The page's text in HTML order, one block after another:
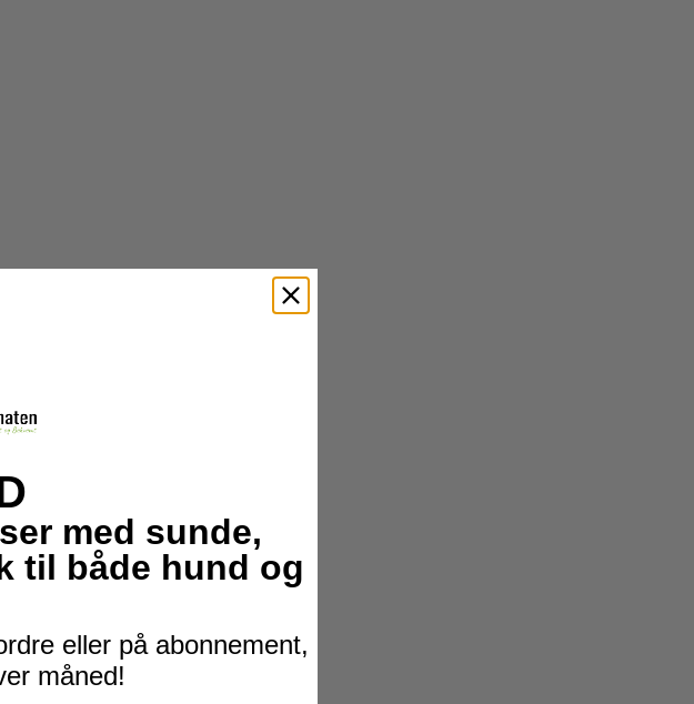
med sunde,
til både hund og
eller på abonnement,
måned!